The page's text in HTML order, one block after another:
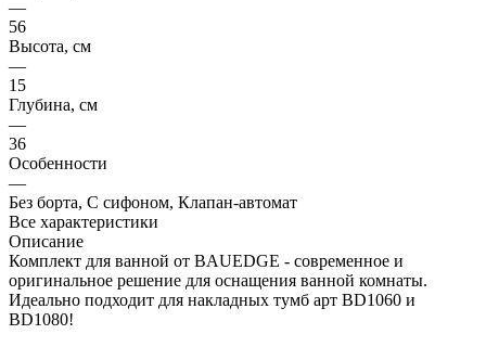
—
56
Высота, см
—
15
Глубина, см
—
36
Особенности
—
Без борта, С сифоном, Клапан-автомат
Все характеристики
Описание
Комплект для ванной от BAUEDGE - современное и
оригинальное решение для оснащения ванной комнаты.
Идеально подходит для накладных тумб арт BD1060 и
BD1080!